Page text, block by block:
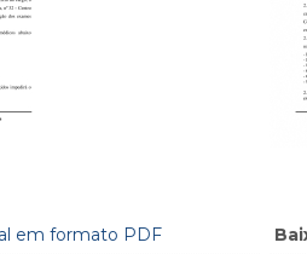
em formato PDF